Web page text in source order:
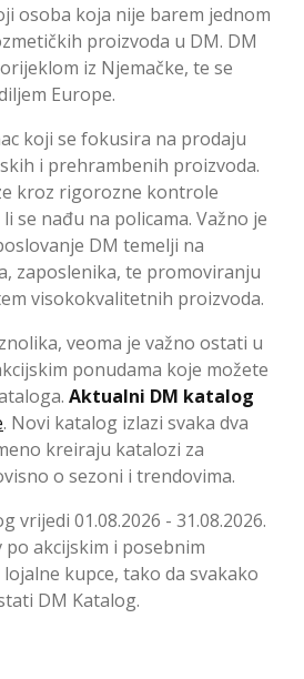
osoba koja nije barem jednom
proizvoda u DM. DM
iz Njemačke, te se
Europe.
koji se fokusira na prodaju
i prehrambenih proizvoda.
kroz rigorozne kontrole
se nađu na policama. Važno je
DM temelji na
zaposlenika, te promoviranju
visokokvalitetnih proizvoda.
veoma je važno ostati u
ponudama koje možete
Aktualni DM katalog
. Novi katalog izlazi svaka dva
kreiraju katalozi za
o sezoni i trendovima.
vrijedi 01.08.2026 - 31.08.2026.
akcijskim i posebnim
kupce, tako da svakako
DM Katalog.